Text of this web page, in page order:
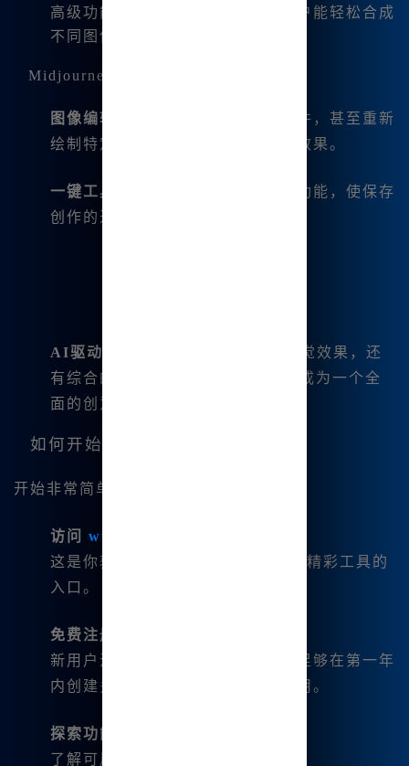
高级功能如
，让用户能轻松合成
不同图像，创造独特的艺术作品。
Midjourney中文版的关键功能
图像编辑
：包括微调图像、移动组件，甚至重新
绘制特定区域，以实现特定的视觉效果。
一键工具
：一键图像分割和下载等功能，使保存
创作的过程变得简单便捷。
AI驱动的音乐和视频生成
：除了视觉效果，还
有综合的AI用于生成音乐和视频，成为一个全
面的创意套件。
如何开始使用Mj中文绘画？
开始非常简单。以下是简短指南：
访问 www.bzu.cn
这是你获取
所有精彩工具的
入口。
免费注册
新用户注册时会获得丰富的积分—足够在第一年
内创建多幅艺术作品而无需任何费用。
探索功能
了解可用的各种工具：